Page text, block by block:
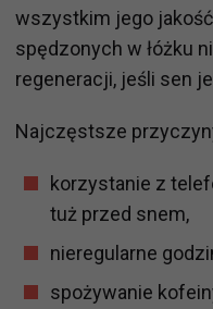
wszystkim jego
spędzonych w łóżku
regeneracji, jeśli sen
Najczęstsze
korzystanie z
tuż przed snem,
nieregularne
spożywanie